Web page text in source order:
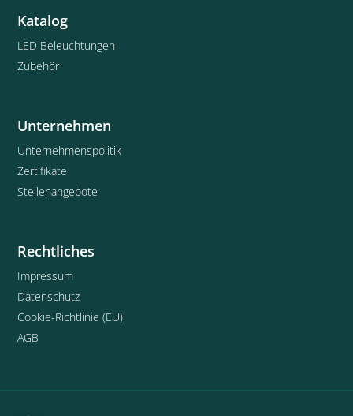
Katalog
LED Beleuchtungen
Zubehör
Unternehmen
Unternehmenspolitik
Zertifikate
Stellenangebote
Rechtliches
Impressum
Datenschutz
Cookie-Richtlinie (EU)
AGB